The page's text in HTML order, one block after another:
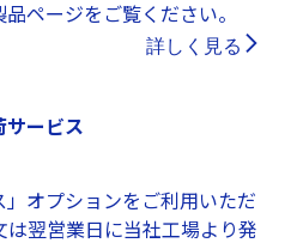
ページをご覧ください。
詳しく見る
サービス
」オプションをご利用いただ
は翌営業日に当社工場より発